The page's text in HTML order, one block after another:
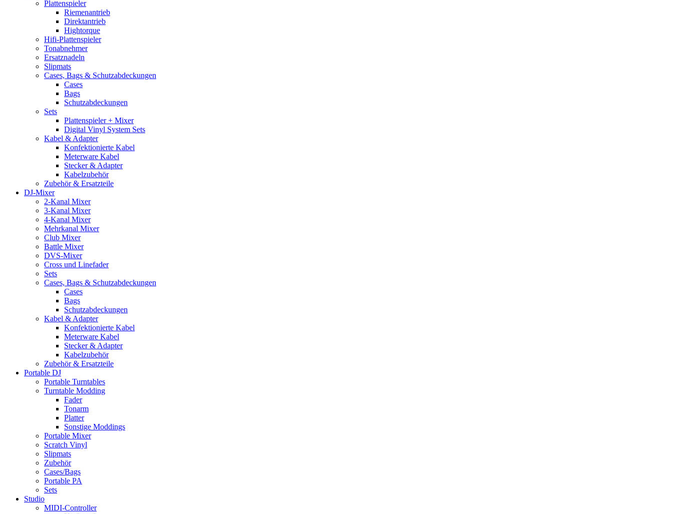
Plattenspieler
Riemenantrieb
Direktantrieb
Hightorque
Hifi-Plattenspieler
Tonabnehmer
Ersatznadeln
Slipmats
Cases, Bags & Schutzabdeckungen
Cases
Bags
Schutzabdeckungen
Sets
Plattenspieler + Mixer
Digital Vinyl System Sets
Kabel & Adapter
Konfektionierte Kabel
Meterware Kabel
Stecker & Adapter
Kabelzubehör
Zubehör & Ersatzteile
DJ-Mixer
2-Kanal Mixer
3-Kanal Mixer
4-Kanal Mixer
Mehrkanal Mixer
Club Mixer
Battle Mixer
DVS-Mixer
Cross und Linefader
Sets
Cases, Bags & Schutzabdeckungen
Cases
Bags
Schutzabdeckungen
Kabel & Adapter
Konfektionierte Kabel
Meterware Kabel
Stecker & Adapter
Kabelzubehör
Zubehör & Ersatzteile
Portable DJ
Portable Turntables
Turntable Modding
Fader
Tonarm
Platter
Sonstige Moddings
Portable Mixer
Scratch Vinyl
Slipmats
Zubehör
Cases/Bags
Portable PA
Sets
Studio
MIDI-Controller